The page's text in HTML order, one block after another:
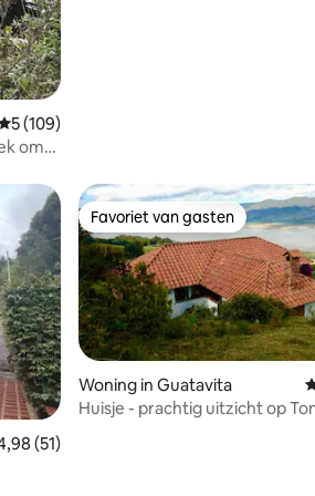
beoordeling van 5 op 5, 109
5 (109)
om
beoordeling van 4,98 op 5, 51
(51)
Favoriet van gasten
Favoriet van gasten
Woning in Guatavita
Huisje - prachtig uitzicht op